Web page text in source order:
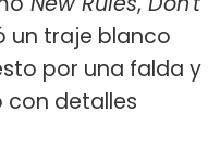
un traje blanco
por una falda y
con detalles